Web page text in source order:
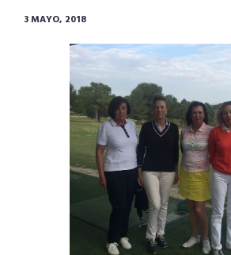
3 MAYO, 2018